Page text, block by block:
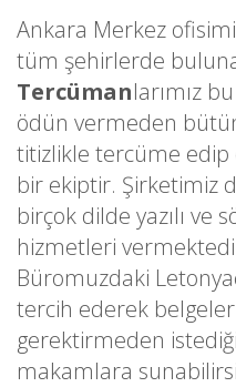
Ankara Merkez
tüm şehirlerde
Tercümanlarımız
ödün vermeden
titizlikle tercüme edip
bir ekiptir. Şirketimiz
birçok dilde yazılı ve
hizmetleri
Büromuzdaki
tercih ederek
gerektirmeden
makamlara